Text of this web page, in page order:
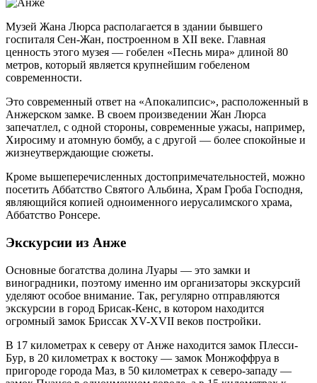
Музей Жана Люрса располагается в здании бывшего
госпиталя Сен-Жан, построенном в XII веке. Главная
ценность этого музея — гобелен «Песнь мира» длиной 80
метров, который является крупнейшим гобеленом
современности.
Это современный ответ на «Апокалипсис», расположенный в
Анжерском замке. В своем произведении Жан Люрса
запечатлел, с одной стороны, современные ужасы, например,
Хиросиму и атомную бомбу, а с другой — более спокойные и
жизнеутверждающие сюжеты.
Кроме вышеперечисленных достопримечательностей, можно
посетить Аббатство Святого Альбина, Храм Гроба Господня,
являющийся копией одноименного иерусалимского храма,
Аббатство Ронсере.
Экскурсии из Анже
Основные богатства долина Луары — это замки и
виноградники, поэтому именно им организаторы экскурсий
уделяют особое внимание. Так, регулярно отправляются
экскурсии в город Брисак-Кенс, в котором находится
огромный замок Бриссак XV-XVII веков постройки.
В 17 километрах к северу от Анже находится замок Плесси-
Бур, в 20 километрах к востоку — замок Монжоффруа в
пригороде города Маз, в 50 километрах к северо-западу —